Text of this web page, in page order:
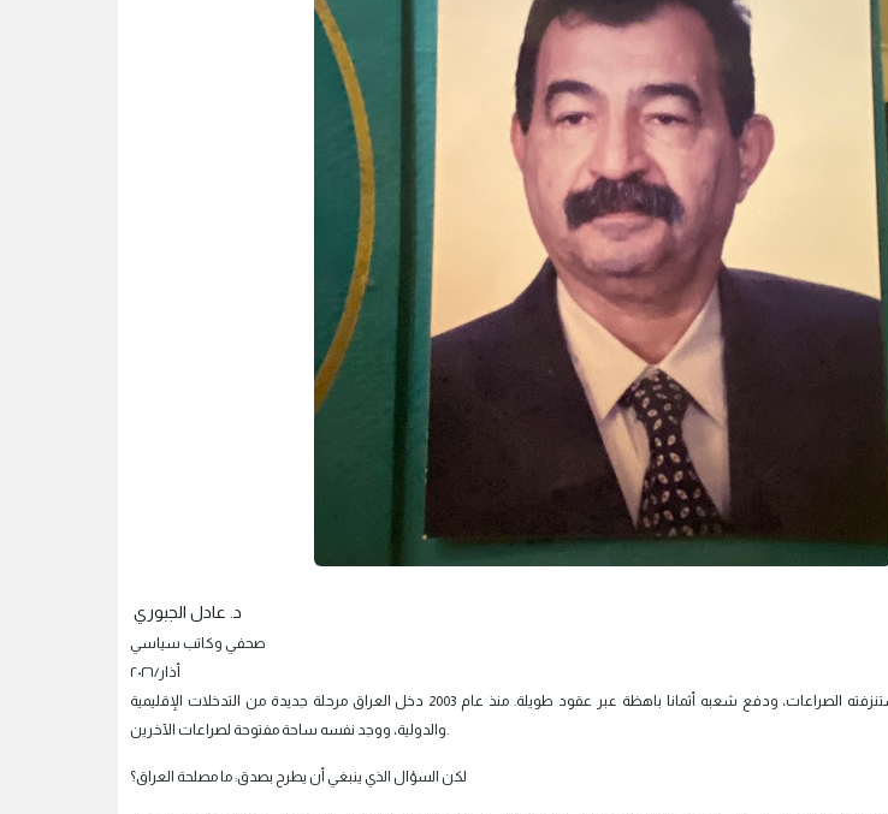
د. عادل الجبوري
صحفي وكاتب سياسي
أذار/٢٠٢٦
العراق بلد أنهكته الحروب، واستنزفته الصراعات، ودفع شعبه أثمانا باهظة عبر عقود طويلة. منذ عام 2003 دخل العراق مرحلة جديدة من التدخلات الإقليمية
والدولية، ووجد نفسه ساحة مفتوحة لصراعات الآخرين.
لكن السؤال الذي ينبغي أن يطرح بصدق: ما مصلحة العراق؟